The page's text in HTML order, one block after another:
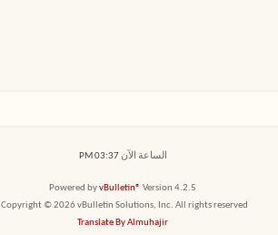
الساعة الآن03:37 PM
Powered byvBulletin® Version 4.2.5
Copyright © 2026 vBulletin Solutions, Inc. All rights reserved.
Translate By Almuhajir